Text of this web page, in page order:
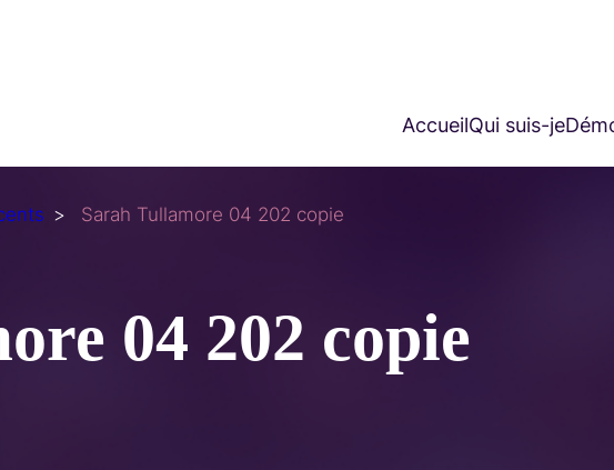
AccueilQui suis-je
Sarah Tullamore 04 202 copie
04 202 copie